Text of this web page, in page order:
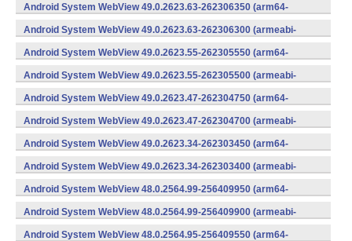
Android System WebView 49.0.2623.63-262306350 (arm64-
v8a,armeabi-v7a) (Android)
Android System WebView 49.0.2623.63-262306300 (armeabi-
v7a) (Android)
Android System WebView 49.0.2623.55-262305550 (arm64-
v8a,armeabi-v7a) (Android)
Android System WebView 49.0.2623.55-262305500 (armeabi-
v7a) (Android)
Android System WebView 49.0.2623.47-262304750 (arm64-
v8a,armeabi-v7a) (Android)
Android System WebView 49.0.2623.47-262304700 (armeabi-
v7a) (Android)
Android System WebView 49.0.2623.34-262303450 (arm64-
v8a,armeabi-v7a) (Android)
Android System WebView 49.0.2623.34-262303400 (armeabi-
v7a) (Android)
Android System WebView 48.0.2564.99-256409950 (arm64-
v8a,armeabi-v7a) (Android)
Android System WebView 48.0.2564.99-256409900 (armeabi-
v7a) (Android)
Android System WebView 48.0.2564.95-256409550 (arm64-